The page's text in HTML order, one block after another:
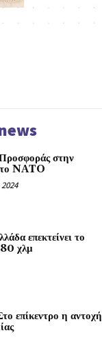
στην
NATO
επεκτείνει το
80 χλμ
επίκεντρο η αντοχή